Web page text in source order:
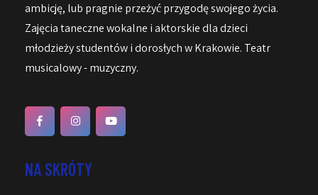
ambicję, lub pragnie przeżyć przygodę swojego życia.
Zajęcia taneczne wokalne i aktorskie dla dzieci
młodzieży studentów i dorosłych w Krakowie. Teatr
musicalowy - muzyczny.
NA SKRÓTY